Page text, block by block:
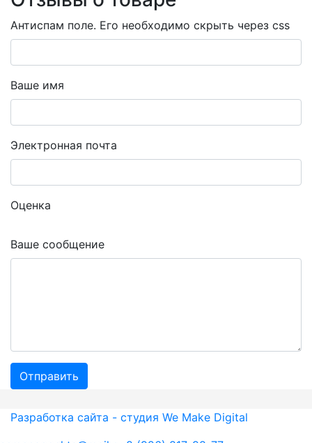
Антиспам поле. Его необходимо скрыть через css
Ваше имя
Электронная почта
Оценка
Ваше сообщение
Разработка сайта - студия We Make Digital